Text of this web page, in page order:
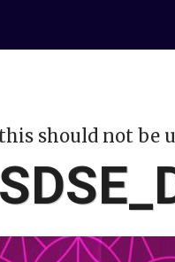
this should not be